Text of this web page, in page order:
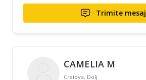
Trimite mesaj
CAMELIA M
Craiova, Dolj